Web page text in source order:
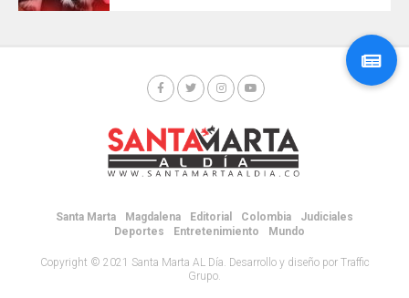
Santa Marta Magdalena Editorial Colombia
Judiciales
Deportes
Entretenimiento Mundo
Copyright © 2021 Santa Marta AL Día. Desarrollo y diseño por Traffic
Grupo.